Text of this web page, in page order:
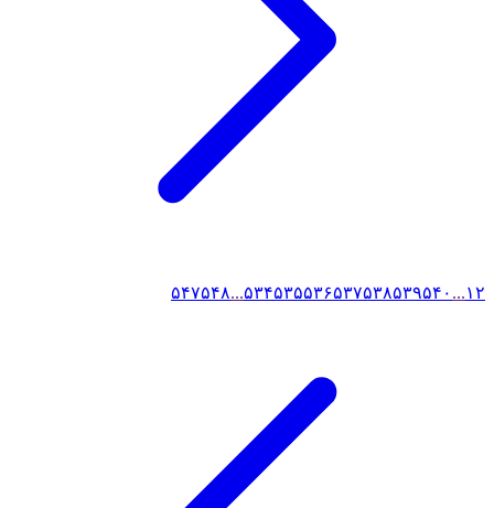
۱۲ ... ۵۳۴۵۳۵۵۳۶۵۳۷۵۳۸۵۳۹۵۴۰ ... ۵۴۷۵۴۸